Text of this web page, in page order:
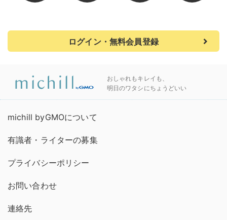
ログイン・無料会員登録
おしゃれもキレイも、
明日のワタシにちょうどいい
michill byGMOについて
有識者・ライターの募集
プライバシーポリシー
お問い合わせ
連絡先